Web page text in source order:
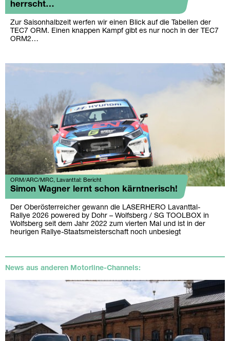
herrscht…
Zur Saisonhalbzeit werfen wir einen Blick auf die Tabellen der
TEC7 ORM. Einen knappen Kampf gibt es nur noch in der TEC7
ORM2…
ORM/ARC/MRC, Lavanttal: Bericht
Simon Wagner lernt schon kärntnerisch!
Der Oberösterreicher gewann die LASERHERO Lavanttal-
Rallye 2026 powered by Dohr – Wolfsberg / SG TOOLBOX in
Wolfsberg seit dem Jahr 2022 zum vierten Mal und ist in der
heurigen Rallye-Staatsmeisterschaft noch unbesiegt
News aus anderen Motorline-Channels: